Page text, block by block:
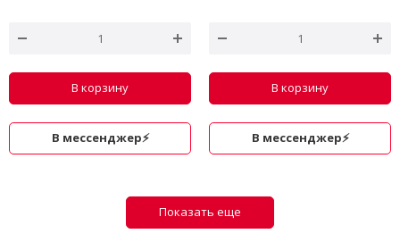
В корзину
В мессенджер⚡
В корзину
В мессенджер⚡
Показать еще